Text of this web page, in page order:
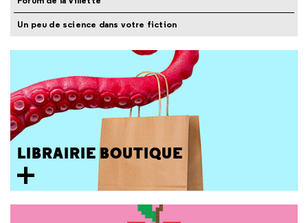
Un peu de science dans votre fiction
LIBRAIRIE BOUTIQUE